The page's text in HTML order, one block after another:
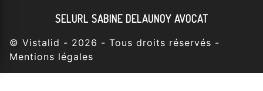
SELURL SABINE DELAUNOY AVOCAT
© Vistalid - 2026 - Tous droits réservés -
Mentions légales